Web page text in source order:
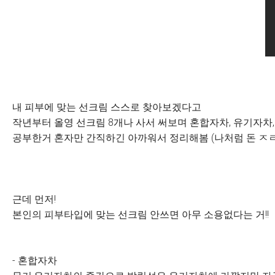
내 피부에 맞는 선크림 스스로 찾아보겠다고
작년부터 올영 선크림 8개나 사서 써보며 혼합자차, 유기자
공부한거 혼자만 간직하긴 아까워서 정리해봄 (나처럼 돈 ㅈ
근데 먼저!
본인의 피부타입에 맞는 선크림 안쓰면 아무 소용없다는 거!!
- 혼합자차